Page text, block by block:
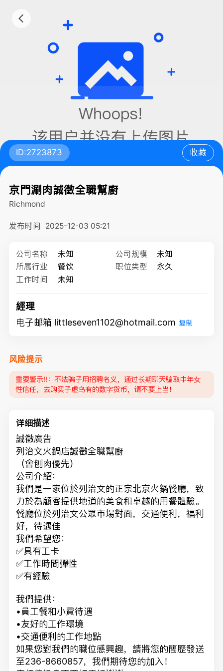
ID:2723873 收藏
京門涮肉誠徵全職幫廚
Richmond
发布时间 2025-12-03 05:21
公司名称 未知 公司规模
未知
所属行业
餐饮 职位类型
永久
工作时间
未知
經理
电子邮箱 littleseven1102@hotmail.com 复制
风险提示
重要警示‼️：不法骗子用招聘名义，通过长期聊天骗取中年女
性信任，去购买子虚乌有的数字货币，请不要上当！
详细描述
誠徵廣告
列治文火鍋店誠徵全職幫廚
（會刨肉優先）
公司介紹：
我們是一家位於列治文的正宗北京火鍋餐廳，致
力於為顧客提供地道的美食和卓越的用餐體驗。
餐廳位於列治文公眾市場對面，交通便利，福利
好，待遇佳
我們希望您：
✅具有工卡
✅工作時間彈性
✅有經驗
我們提供：
•員工餐和小費待遇
•友好的工作環境
•交通便利的工作地點
如果您對我們的職位感興趣，請將您的簡歷發送
至236-8660857，我們期待您的加入！